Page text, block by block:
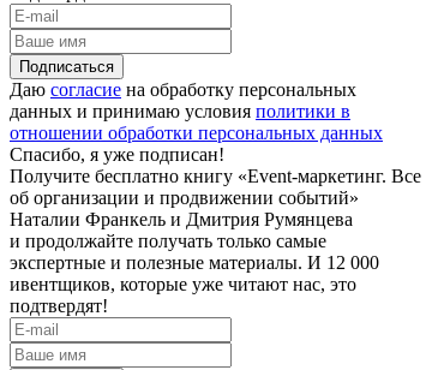
Подписаться
Даю согласие на обработку персональных
данных и принимаю условия политики в
отношении обработки персональных данных
Спасибо, я уже подписан!
Получите бесплатно книгу «Event-маркетинг. Все
об организации и продвижении событий»
Наталии Франкель и Дмитрия Румянцева
и продолжайте получать только самые
экспертные и полезные материалы. И 12 000
ивентщиков, которые уже читают нас, это
подтвердят!